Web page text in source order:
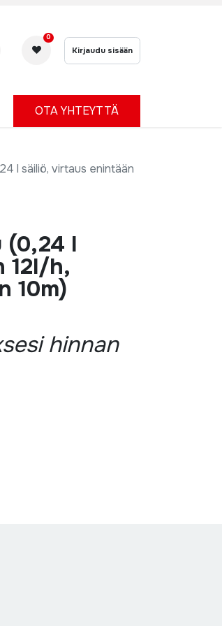
0
Kirjaudu sisään
OTA YHTEYTTÄ
l säiliö, virtaus enintään
(0,24 l
12l/h,
10m)
hinnan